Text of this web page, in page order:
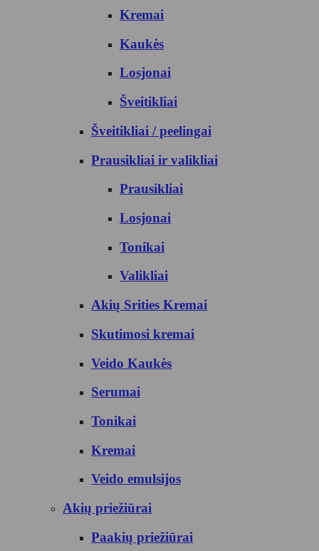
Kremai
Kaukės
Losjonai
Šveitikliai
Šveitikliai / peelingai
Prausikliai ir valikliai
Prausikliai
Losjonai
Tonikai
Valikliai
Akių Srities Kremai
Skutimosi kremai
Veido Kaukės
Serumai
Tonikai
Kremai
Veido emulsijos
Akių priežiūrai
Paakių priežiūrai